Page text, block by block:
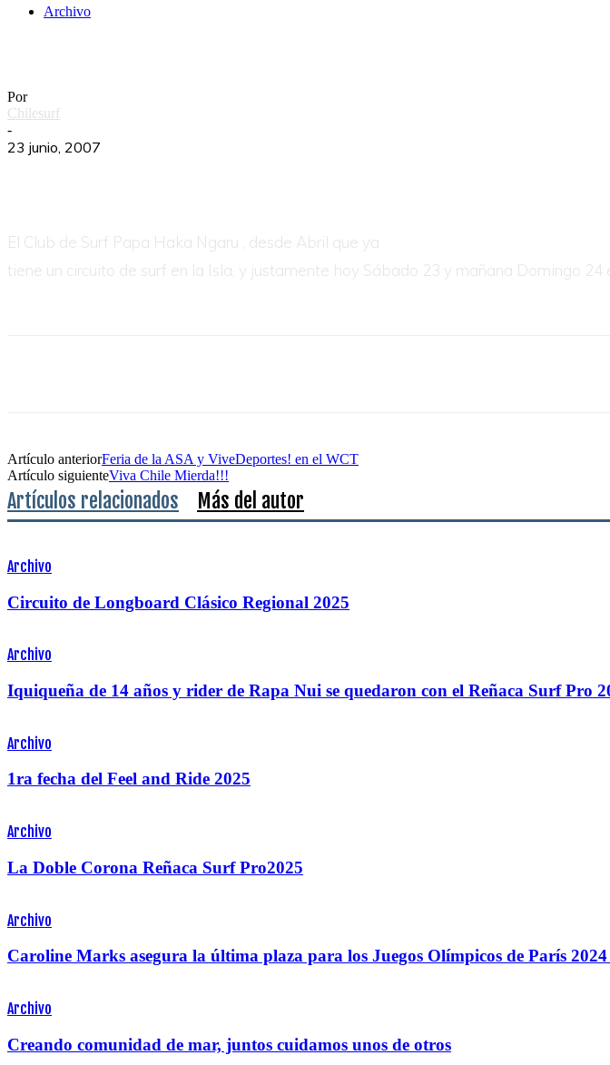
Archivo
Por
Chilesurf
-
23 junio, 2007
El Club de Surf Papa Haka Ngaru , desde Abril que ya
tiene un circuito de surf en la Isla, y justamente hoy Sábado 23 y mañana Domingo
Artículo anteriorFeria de la ASA y ViveDeportes! en el WCT
Artículo siguienteViva Chile Mierda!!!
Artículos relacionados Más del autor
Archivo
Circuito de Longboard Clásico Regional 2025
Archivo
Iquiqueña de 14 años y rider de Rapa Nui se quedaron con el Reñaca Surf Pro
Archivo
1ra fecha del Feel and Ride 2025
Archivo
La Doble Corona Reñaca Surf Pro2025
Archivo
Caroline Marks asegura la última plaza para los Juegos Olímpicos de París
Archivo
Creando comunidad de mar, juntos cuidamos unos de otros